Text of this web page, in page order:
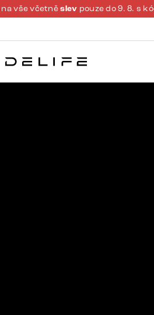
na vše včetněslev pouze do 9. 8. s